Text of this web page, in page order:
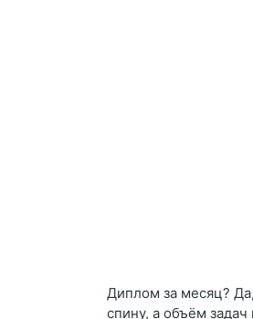
Диплом за месяц?
спину, а объём